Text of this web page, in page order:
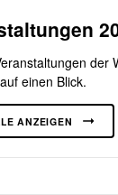
der
auf einen Blick.
ANZEIGEN